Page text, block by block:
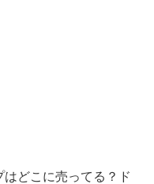
はどこに売ってる？ド